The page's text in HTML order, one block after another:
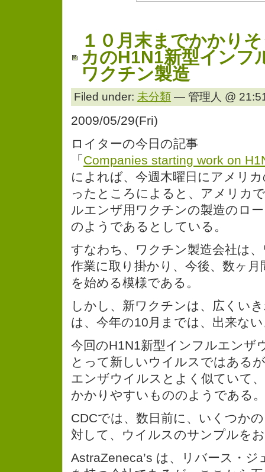
１０月末までかかり
カのH1N1新型インフ
ワクチン製造
Filed under: 未分類 — 管理人 @
2009/05/29(Fri)
ロイターの今日の記事
「 Companies starting work on
によれば、今週木曜日にアメリ
ったところによると、アメリカ
ルエンザ用ワクチンの製造のロ
のようであるとしている。
すなわち、ワクチン製造会社は
作業に取り掛かり、今後、数ヶ
を始める模様である。
しかし、新ワクチンは、広くい
は、今年の10月までは、出来な
今回のH1N1新型インフルエンザ
とって新しいウイルスではある
エンザウイルスとよく似ていて
かかりやすいもののようである。
CDCでは、数日前に、いくつか
対して、ウイルスのサンプルを
AstraZeneca’s は、リバース・